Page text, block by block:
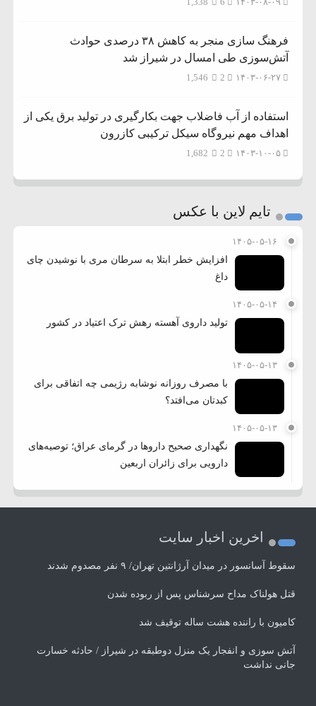
۱۴۰۳-۰۸-۰۹ 1,338
فرهنگ سازی منجر به کاهش ۳۸ درصدی حوادث
آتش‌سوزی طی امسال در شیراز شد
۱۴۰۳-۰۶-۲۷ 1,546
استفاده از آب فاضلاب جهت بکارگیری در تولید برق یکی از
اهداف مهم نیروگاه سیکل ترکیبی کازرون
۱۴۰۳-۱۰-۰۵ 1,682
تایم لاین با عکس
۱۴۰۵-۰۵-۱۶
افزایش خطر ابتلا به سرطان مری با نوشیدن چای
داغ
۱۴۰۵-۰۵-۱۴
تولید داروی آهسته رهش ترک اعتیاد در کشور
۱۴۰۵-۰۵-۱۳
با مصرف روزانه نوشابه رژیمی چه اتفاقی برای
کبدتان می‌افتد؟
۱۴۰۵-۰۵-۱۳
نگهداری صحیح داروها در گرمای عراق؛ توصیه‌های
دارویی برای زائران اربعین
اخرین اخبار سایت
سقوط آسانسور در میدان آرژانتین تهران/ ۹ نفر مصدوم شدند
قتل هولناک مداح سرشناس پس از ربوده شدن
کامیون با راننده هشت ساله توقیف شد
آتش سوزی و انفجار یک منزل دوطبقه در شیراز / حادثه خسارت
جانی نداشت